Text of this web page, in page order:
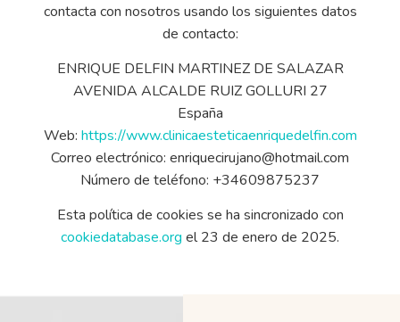
contacta con nosotros usando los siguientes datos
de contacto:
ENRIQUE DELFIN MARTINEZ DE SALAZAR
AVENIDA ALCALDE RUIZ GOLLURI 27
España
Web: https://www.clinicaesteticaenriquedelfin.com
Correo electrónico: enriquecirujano@hotmail.com
Número de teléfono: +34609875237
Esta política de cookies se ha sincronizado con
cookiedatabase.org el 23 de enero de 2025.